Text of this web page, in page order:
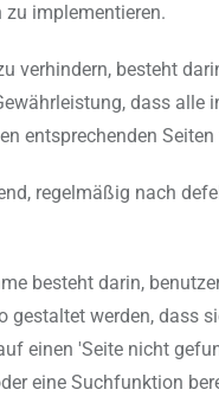
implementieren.
verhindern, besteht
dass alle
entsprechenden
regelmäßig nach
besteht darin,
gestaltet werden, dass
einen 'Seite nicht
eine Suchfunktion